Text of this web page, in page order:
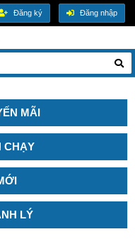
Đăng ký Đăng nhập
MÃI
CHẠY
LÝ